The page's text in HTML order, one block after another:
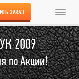
ЗАКАЗ
2009
по Акции!